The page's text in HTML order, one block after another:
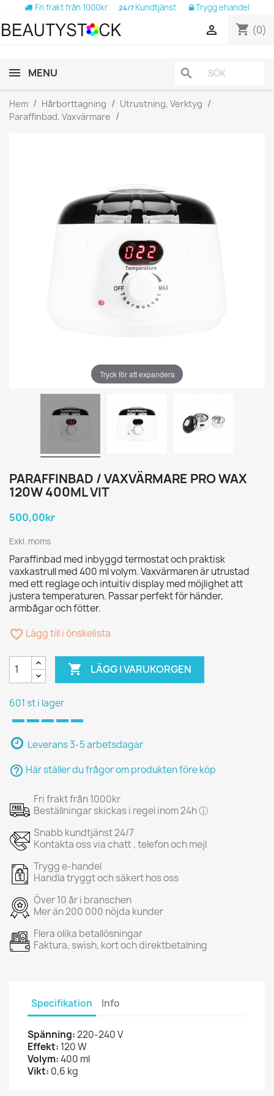
Fri frakt från 1000kr 24/7 Kundtjänst Trygg ehandel
shopping_cart (0)

MENU search
Hem Hårborttagning
Utrustning, Verktyg
Paraffinbad, Vaxvärmare
Tryck för att expandera
PARAFFINBAD / VAXVÄRMARE PRO WAX
120W 400ML VIT
500,00kr
Exkl. moms
Paraffinbad med inbyggd termostat och praktisk
vaxkastrull med 400 ml volym. Vaxvärmaren är utrustad
med ett reglage och intuitiv display med möjlighet att
justera temperaturen. Passar perfekt för händer,
armbågar och fötter.
favorite_border Lägg till i önskelista
 LÄGG I VARUKORGEN
601 st i lager
Leverans 3-5 arbetsdagar
help_outline Här ställer du frågor om produkten före köp
Fri frakt från 1000kr
Beställningar skickas i regel inom 24h ⓘ
Snabb kundtjänst 24/7
Kontakta oss via chatt , telefon och mejl
Trygg e-handel
Handla tryggt och säkert hos oss
Över 10 år i branschen
Mer än 200 000 nöjda kunder
Flera olika betallösningar
Faktura, swish, kort och direktbetalning
Specifikation Info
Spänning:220-240 V
Effekt: 120 W
Volym:400 ml
Vikt: 0,6 kg